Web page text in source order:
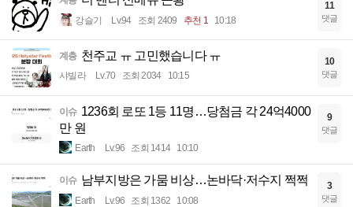
강슬기 Lv.94 조회 2409 추천 1 10:18
11
댓글
계층 천주교 ㅠ 고민했습니다 ㅠ
샤빌라 Lv.70 조회 2034 10:15
10
댓글
이슈 1236회 로또 1등 11명…당첨금 각 24억4000
만 원
Earth Lv.96 조회 1414 10:10
9
댓글
이슈 남부지방은 가뭄 비상…논바닥·저수지 쩍쩍
Earth Lv.96 조회 1362 10:08
3
댓글